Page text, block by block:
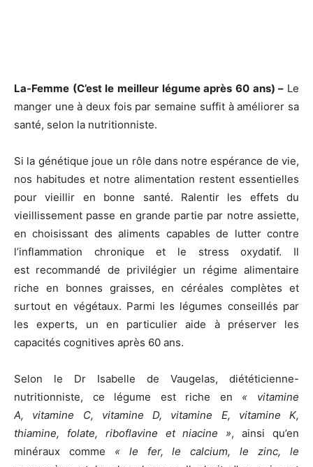
La-Femme (C’est le meilleur légume après 60 ans) – Le
manger une à deux fois par semaine suffit à améliorer sa
santé, selon la nutritionniste.
Si la génétique joue un rôle dans notre espérance de vie,
nos habitudes et notre alimentation restent essentielles
pour vieillir en bonne santé. Ralentir les effets du
vieillissement passe en grande partie par notre assiette,
en choisissant des aliments capables de lutter contre
l’inflammation chronique et le stress oxydatif. Il
est recommandé de privilégier un régime alimentaire
riche en bonnes graisses, en céréales complètes et
surtout en végétaux. Parmi les légumes conseillés par
les experts, un en particulier aide à préserver les
capacités cognitives après 60 ans.
Selon le Dr Isabelle de Vaugelas, diététicienne-
nutritionniste, ce légume est riche en « vitamine
A, vitamine C, vitamine D, vitamine E, vitamine K,
thiamine, folate, riboflavine et niacine », ainsi qu’en
minéraux comme « le fer, le calcium, le zinc, le